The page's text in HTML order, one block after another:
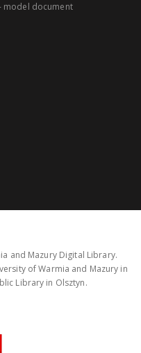
model document
and Mazury Digital Library.
of Warmia and Mazury in
Library in Olsztyn.